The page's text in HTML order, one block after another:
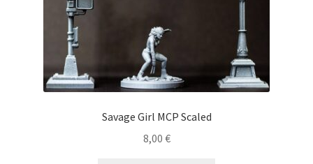
Savage Girl MCP Scaled
8,00 €